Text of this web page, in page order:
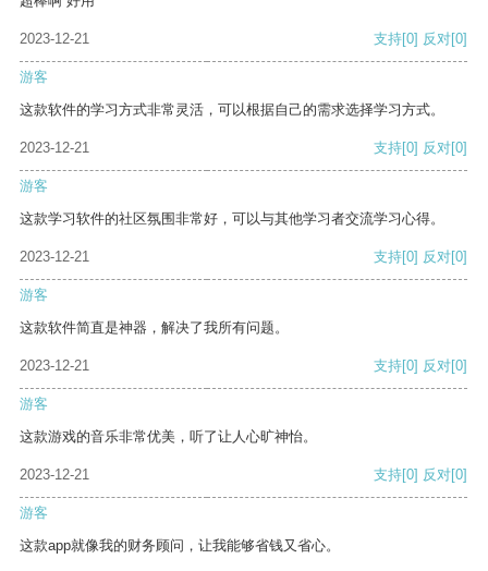
2023-12-21 支持[0] 反对[0]
游客
这款软件的学习方式非常灵活，可以根据自己的需求选择学习方式。
2023-12-21 支持[0] 反对[0]
游客
这款学习软件的社区氛围非常好，可以与其他学习者交流学习心得。
2023-12-21 支持[0] 反对[0]
游客
这款软件简直是神器，解决了我所有问题。
2023-12-21 支持[0] 反对[0]
游客
这款游戏的音乐非常优美，听了让人心旷神怡。
2023-12-21 支持[0] 反对[0]
游客
这款app就像我的财务顾问，让我能够省钱又省心。